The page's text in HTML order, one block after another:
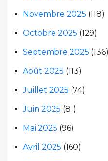
Novembre 2025 (118)
Octobre 2025 (129)
Septembre 2025 (136)
Août 2025 (113)
Juillet 2025 (74)
Juin 2025 (81)
Mai 2025 (96)
Avril 2025 (160)